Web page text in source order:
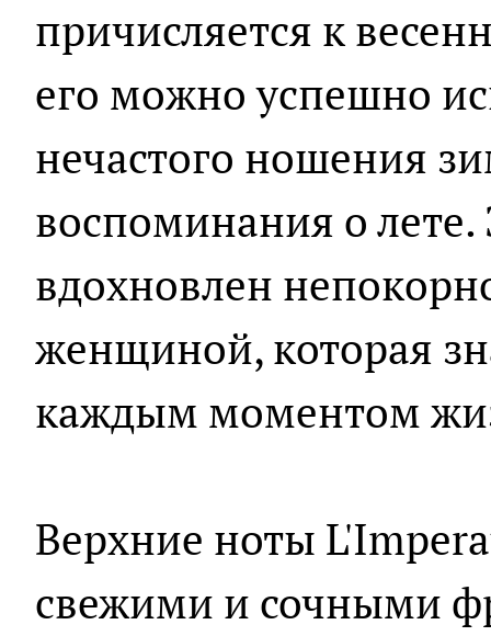
причисляется к
его можно успешно
нечастого ношения
воспоминания о лете.
вдохновлен
женщиной, которая
каждым моментом
Верхние ноты
свежими и сочными